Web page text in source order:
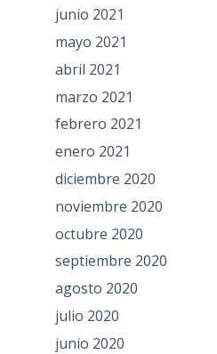
junio 2021
mayo 2021
abril 2021
marzo 2021
febrero 2021
enero 2021
diciembre 2020
noviembre 2020
octubre 2020
septiembre 2020
agosto 2020
julio 2020
junio 2020